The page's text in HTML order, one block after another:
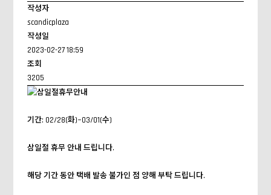
작성자
scandicplaza
작성일
2023-02-27 18:59
조회
3205
기간: 02/28(화)~03/01(수)
삼일절 휴무 안내 드립니다.
해당 기간 동안 택배 발송 불가인 점 양해 부탁 드립니다.